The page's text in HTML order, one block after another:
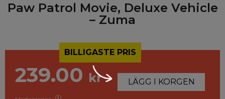
Paw Patrol Movie, Deluxe Vehicle
– Zuma
BILLIGASTE PRIS
239.00 kr LÄGG I KORGEN